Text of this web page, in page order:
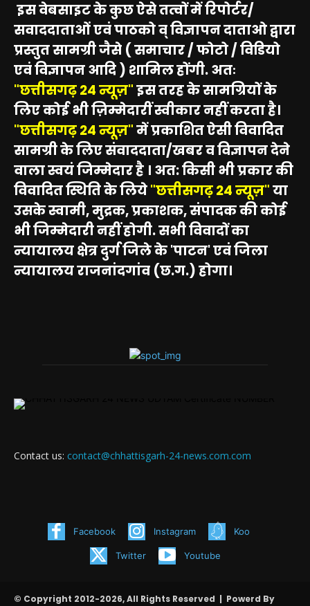
इस वेबसाइट के कुछ ऐसे तत्वों में रिपोर्टर/
सवाददाताओं एवं पाठको व् विज्ञापन दाताओ द्वारा
प्रस्तुत सामग्री जैसे ( समाचार / फोटो / विडियो
एवं विज्ञापन आदि ) शामिल होंगी. अतः
"छत्तीसगढ़ 24 न्यूज़"इस तरह के सामग्रियों के
लिए कोई भी ज़िम्मेदारीं स्वीकार नहीं करता है।
"छत्तीसगढ़ 24 न्यूज़"में प्रकाशित ऐसी विवादित
सामग्री के लिए संवाददाता/खबर व विज्ञापन देने
वाला स्वयं जिम्मेदार है । अत: किसी भी प्रकार की
विवादित स्थिति के लिये"छत्तीसगढ़ 24 न्यूज़"या
उसके स्वामी, मुद्रक, प्रकाशक, संपादक की कोई
भी जिम्मेदारी नहीं होगी. सभी विवादों का
न्यायालय क्षेत्र दुर्ग जिले के 'पाटन' एवं जिला
न्यायालय राजनांदगांव (छ.ग.) होगा।
Contact us: contact@chhattisgarh-24-news.com.com
Facebook Instagram Koo
Twitter Youtube
© Copyright 2012-2026, All Rights Reserved | Powerd By